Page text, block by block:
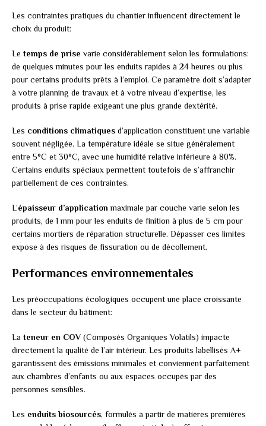
Les contraintes pratiques du chantier influencent directement le
choix du produit:
Le temps de prise varie considérablement selon les formulations:
de quelques minutes pour les enduits rapides à 24 heures ou plus
pour certains produits prêts à l’emploi. Ce paramètre doit s’adapter
à votre planning de travaux et à votre niveau d’expertise, les
produits à prise rapide exigeant une plus grande dextérité.
Les conditions climatiques d’application constituent une variable
souvent négligée. La température idéale se situe généralement
entre 5°C et 30°C, avec une humidité relative inférieure à 80%.
Certains enduits spéciaux permettent toutefois de s’affranchir
partiellement de ces contraintes.
L’épaisseur d’application maximale par couche varie selon les
produits, de 1 mm pour les enduits de finition à plus de 5 cm pour
certains mortiers de réparation structurelle. Dépasser ces limites
expose à des risques de fissuration ou de décollement.
Performances environnementales
Les préoccupations écologiques occupent une place croissante
dans le secteur du bâtiment:
La teneur en COV (Composés Organiques Volatils) impacte
directement la qualité de l’air intérieur. Les produits labellisés A+
garantissent des émissions minimales et conviennent parfaitement
aux chambres d’enfants ou aux espaces occupés par des
personnes sensibles.
Les enduits biosourcés, formulés à partir de matières premières